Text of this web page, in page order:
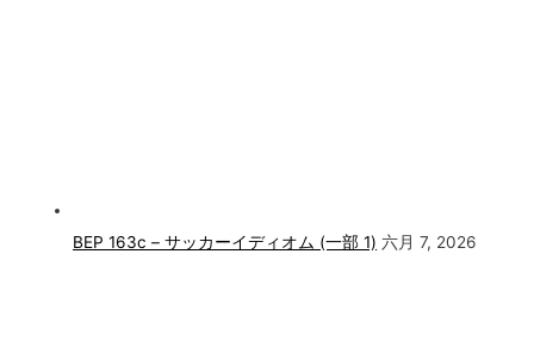
BEP 163c – サッカーイディオム (一部 1) 六月 7, 2026